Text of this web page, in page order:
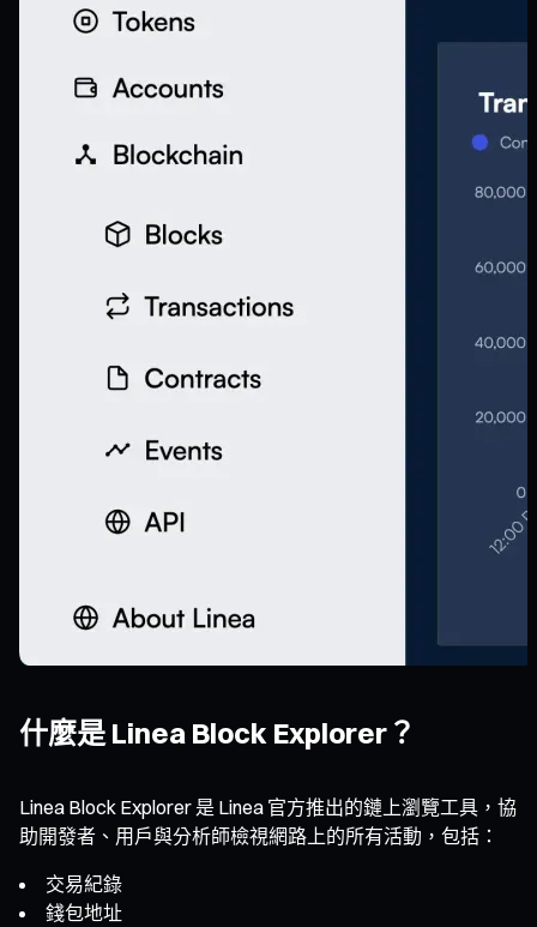
什麼是 Linea Block Explorer？
Linea Block Explorer 是 Linea 官方推出的鏈上瀏覽工具，協
助開發者、用戶與分析師檢視網路上的所有活動，包括：
交易紀錄
錢包地址